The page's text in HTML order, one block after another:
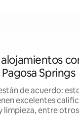
Pagosa Springs
de acuerdo:
excelentes
limpieza, entre